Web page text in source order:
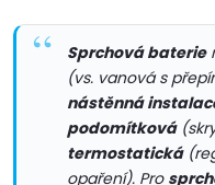
p
Sprchová baterie
(vs. vanová s
nástěnná
podomítková
termostatická
opaření). Pro